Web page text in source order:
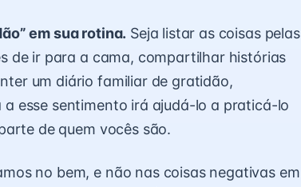
em sua rotina. Seja listar as coisas pelas
de ir para a cama, compartilhar histórias
um diário familiar de gratidão,
esse sentimento irá ajudá-lo a praticá-lo
de quem vocês são.
no bem, e não nas coisas negativas em